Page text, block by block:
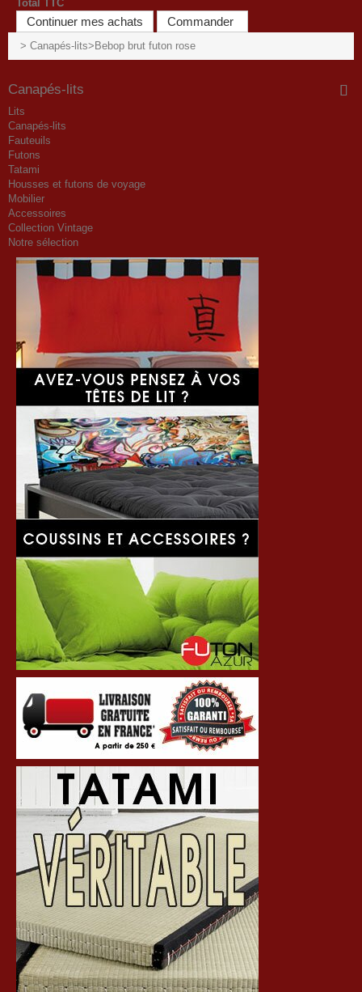
Total TTC
Continuer mes achats Commander
> Canapés-lits> Bebop brut futon rose
Canapés-lits
Lits
Canapés-lits
Fauteuils
Futons
Tatami
Housses et futons de voyage
Mobilier
Accessoires
Collection Vintage
Notre sélection